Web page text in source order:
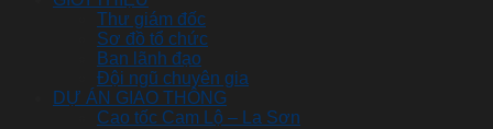
Thư giám đốc
Sơ đồ tổ chức
Ban lãnh đạo
Đội ngũ chuyên gia
DỰ ÁN GIAO THÔNG
Cao tốc Cam Lộ – La Sơn